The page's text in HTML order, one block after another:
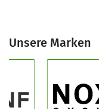
Unsere Marken